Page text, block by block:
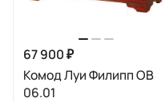
67 900 ₽
Комод Луи Филипп ОВ
06.01